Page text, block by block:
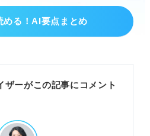
める！AI要点まとめ
理解しセットで考えよう
選考ではセットで考えるのが
る強みと社風に合う人間性を
ザーがこの記事にコメント